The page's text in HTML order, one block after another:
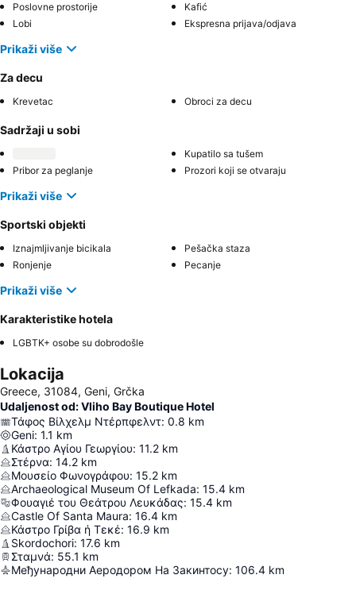
Poslovne prostorije
Kafić
Lobi
Ekspresna prijava/odjava
Prikaži više
Za decu
Krevetac Obroci za decu
Sadržaji u sobi
Kupatilo sa tušem
Pribor za peglanje
Prozori koji se otvaraju
Prikaži više
Sportski objekti
Iznajmljivanje bicikala
Pešačka staza
Ronjenje
Pecanje
Prikaži više
Karakteristike hotela
LGBTK+ osobe su dobrodošle
Lokacija
Greece, 31084, Geni, Grčka
Udaljenost od: Vliho Bay Boutique Hotel
Τάφος Βίλχελμ Ντέρπφελντ: 0.8 km
Geni: 1.1 km
Κάστρο Αγίου Γεωργίου: 11.2 km
Στέρνα: 14.2 km
Μουσείο Φωνογράφου: 15.2 km
Archaeological Museum Of Lefkada: 15.4 km
Φουαγιέ του Θεάτρου Λευκάδας: 15.4 km
Castle Of Santa Maura: 16.4 km
Κάστρο Γρίβα ή Τεκέ: 16.9 km
Skordochori: 17.6 km
Σταμνά: 55.1 km
Међународни Аеродором На Закинтосу: 106.4 km